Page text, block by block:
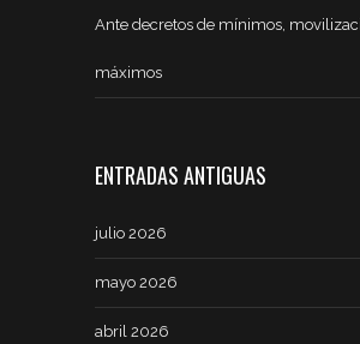
Ante decretos de mínimos,
máximos
ENTRADAS ANTIGUAS
julio 2026
mayo 2026
abril 2026